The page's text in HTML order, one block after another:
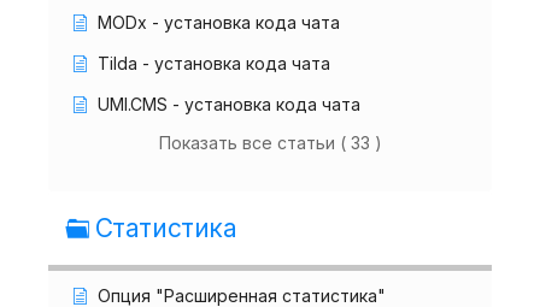
MODx - установка кода чата
Tilda - установка кода чата
UMI.CMS - установка кода чата
Показать все статьи ( 33 )
Статистика
Опция "Расширенная статистика"